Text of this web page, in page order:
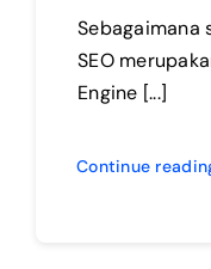
Sebagaimana
SEO
Engine [...]
Continue